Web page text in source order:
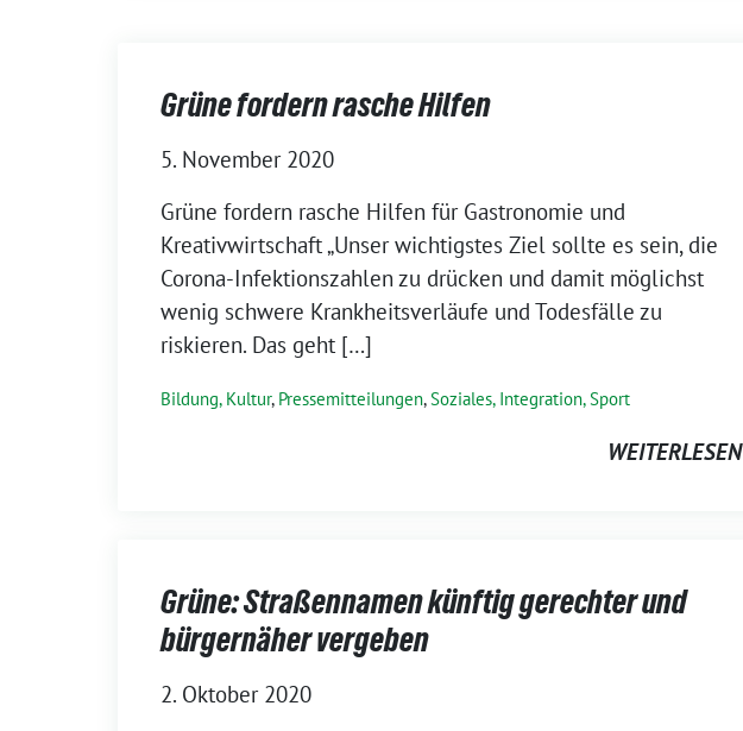
Grüne fordern rasche Hilfen
5. November 2020
Grüne fordern rasche Hilfen für Gastronomie und
Kreativwirtschaft „Unser wichtigstes Ziel sollte es sein, die
Corona-Infektionszahlen zu drücken und damit möglichst
wenig schwere Krankheitsverläufe und Todesfälle zu
riskieren. Das geht […]
Bildung, Kultur, Pressemitteilungen,Soziales, Integration, Sport
WEITERLESEN
Grüne: Straßennamen künftig gerechter und
bürgernäher vergeben
2. Oktober 2020